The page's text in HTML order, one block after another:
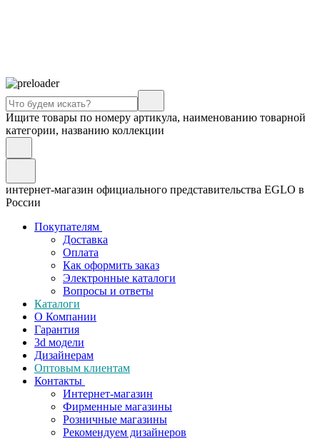
Ищите товары по номеру артикула, наименованию товарной
категории, названию коллекции
интернет-магазин официального представительства EGLO в
России
Покупателям
Доставка
Оплата
Как оформить заказ
Электронные каталоги
Вопросы и ответы
Каталоги
О Компании
Гарантия
3d модели
Дизайнерам
Оптовым клиентам
Контакты
Интернет-магазин
Фирменные магазины
Розничные магазины
Рекомендуем дизайнеров